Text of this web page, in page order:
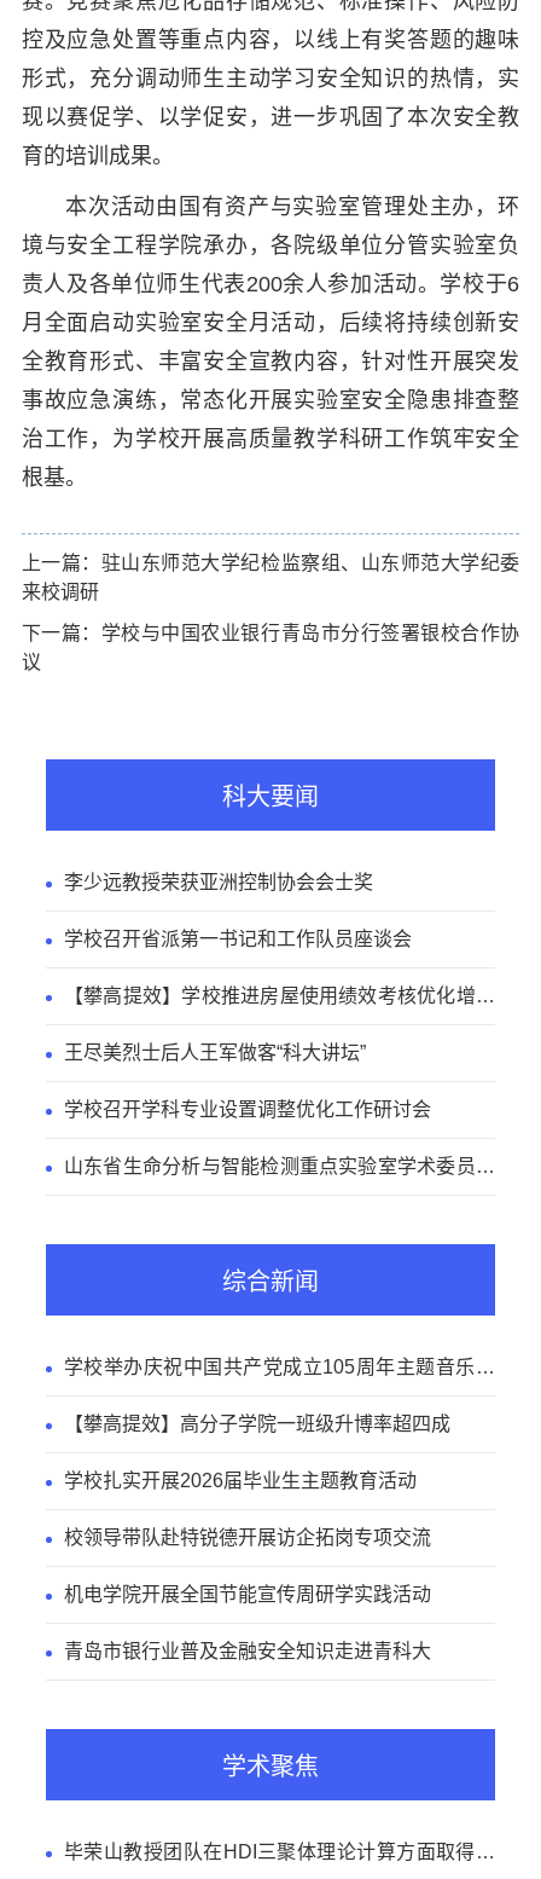
控及应急处置等重点内容，以线上有奖答题的趣味
形式，充分调动师生主动学习安全知识的热情，实
现以赛促学、以学促安，进一步巩固了本次安全教
育的培训成果。
本次活动由国有资产与实验室管理处主办，环
境与安全工程学院承办，各院级单位分管实验室负
责人及各单位师生代表200余人参加活动。学校于6
月全面启动实验室安全月活动，后续将持续创新安
全教育形式、丰富安全宣教内容，针对性开展突发
事故应急演练，常态化开展实验室安全隐患排查整
治工作，为学校开展高质量教学科研工作筑牢安全
根基。
上一篇：驻山东师范大学纪检监察组、山东师范大学纪委
来校调研
下一篇：学校与中国农业银行青岛市分行签署银校合作协
议
科大要闻
李少远教授荣获亚洲控制协会会士奖
学校召开省派第一书记和工作队员座谈会
【攀高提效】学校推进房屋使用绩效考核优化增效
王尽美烈士后人王军做客“科大讲坛”
学校召开学科专业设置调整优化工作研讨会
山东省生命分析与智能检测重点实验室学术委员会
综合新闻
学校举办庆祝中国共产党成立105周年主题音乐党
【攀高提效】高分子学院一班级升博率超四成
学校扎实开展2026届毕业生主题教育活动
校领导带队赴特锐德开展访企拓岗专项交流
机电学院开展全国节能宣传周研学实践活动
青岛市银行业普及金融安全知识走进青科大
学术聚焦
毕荣山教授团队在HDI三聚体理论计算方面取得新